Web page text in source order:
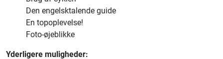
Den engelsktalende guide
En topoplevelse!
Foto-øjeblikke
Yderligere muligheder: